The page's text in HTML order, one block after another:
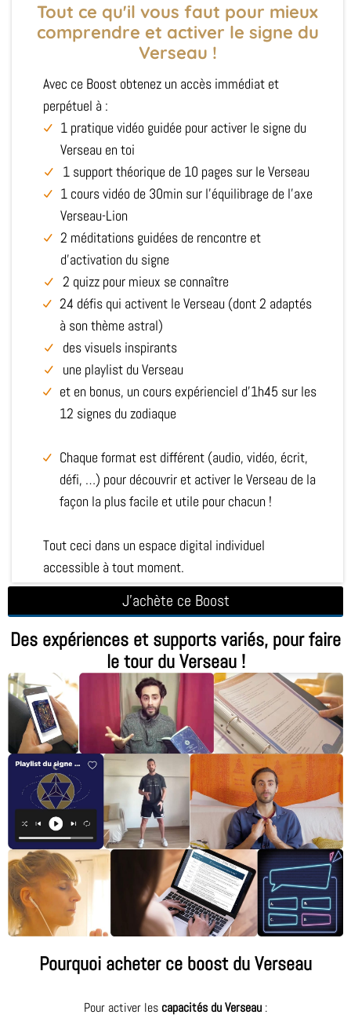
Tout ce qu'il vous faut pour mieux
comprendre et activer le signe du
Verseau !
Avec ce Boost obtenez un accès immédiat et
perpétuel à :
1 pratique vidéo guidée pour activer le signe du
Verseau en toi
1 support théorique de 10 pages sur le Verseau
1 cours vidéo de 30min sur l’équilibrage de l’axe
Verseau-Lion
2 méditations guidées de rencontre et
d'activation du signe
2 quizz pour mieux se connaître
24 défis qui activent le Verseau (dont 2 adaptés
à son thème astral)
des visuels inspirants
une playlist du Verseau
et en bonus, un cours expérienciel d'1h45 sur les
12 signes du zodiaque
Chaque format est différent (audio, vidéo, écrit,
défi, …) pour découvrir et activer le Verseau de la
façon la plus facile et utile pour chacun !
Tout ceci dans un espace digital individuel
accessible à tout moment.
J'achète ce Boost
Des expériences et supports variés, pour faire
le tour du Verseau !
Pourquoi acheter ce boost du Verseau
Pour activer les capacités du Verseau :